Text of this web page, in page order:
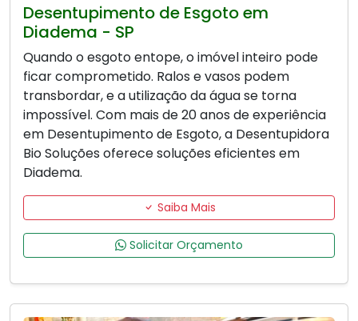
Desentupimento de Esgoto em
Diadema - SP
Quando o esgoto entope, o imóvel inteiro pode
ficar comprometido. Ralos e vasos podem
transbordar, e a utilização da água se torna
impossível. Com mais de 20 anos de experiência
em Desentupimento de Esgoto, a Desentupidora
Bio Soluções oferece soluções eficientes em
Diadema.
Saiba Mais
Solicitar Orçamento